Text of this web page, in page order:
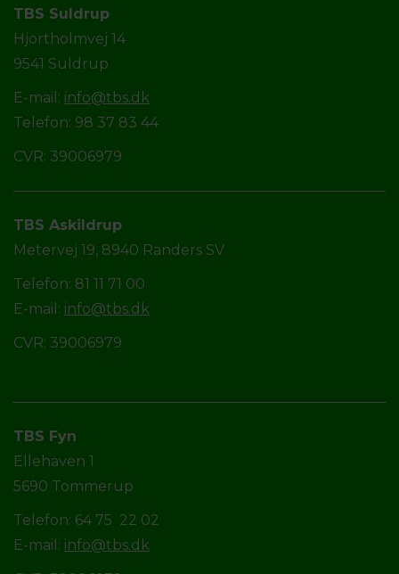
TBS Suldrup
Hjortholmvej 14
9541 Suldrup
E-mail: info@tbs.dk
Telefon: 98 37 83 44
CVR: 39006979
TBS Askildrup
Metervej 19, 8940 Randers SV
Telefon: 81 11 71 00
E-mail: info@tbs.dk
CVR: 39006979
TBS Fyn
Ellehaven 1
5690 Tommerup
Telefon: 64 75 22 02
E-mail: info@tbs.dk